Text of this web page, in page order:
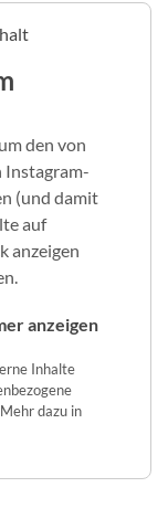
den von
Instagram-
(und damit
auf
anzeigen
anzeigen
Inhalte
dazu in